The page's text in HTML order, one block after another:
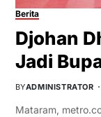
Berita
Djohan
Jadi
BYADMINISTRATOR
Mataram,